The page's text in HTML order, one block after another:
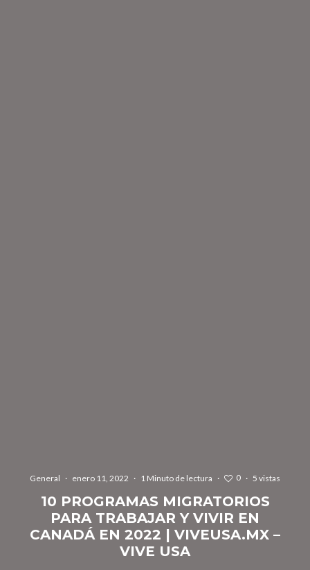
General · enero 11, 2022 · 1 Minuto de lectura · 0 · 5 vistas
10 PROGRAMAS MIGRATORIOS
PARA TRABAJAR Y VIVIR EN
CANADÁ EN 2022 | VIVEUSA.MX –
VIVE USA